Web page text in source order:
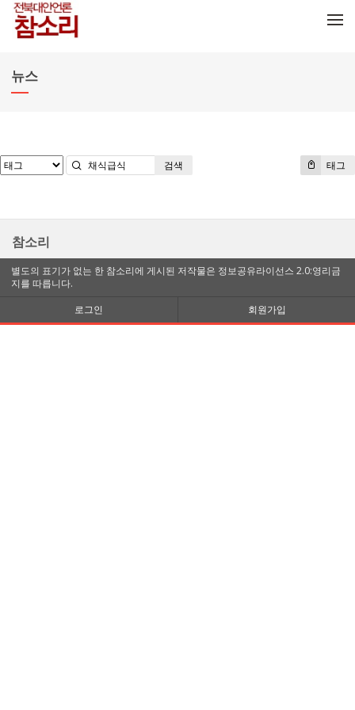
뉴스
태그
검색
참소리
별도의 표기가 없는 한 참소리에 게시된 저작물은 정보공유라이선스 2.0:영리금
지를 따릅니다.
로그인
회원가입